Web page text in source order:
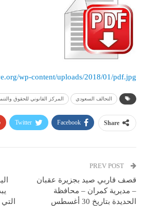
wp-content/uploads/2018/01/pdf.jpg
التحالف السعودي المركز القانوني للحقوق
Share
Facebook
Twitter
قصف قاربي صيد بجزيرة عقبان
– مديرية كمران – محافظة
الحديدة بتاريخ 30 أغسطس